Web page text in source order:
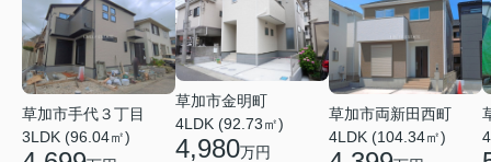
草加市手代３丁目
3LDK (96.04㎡)
草加市金明町
4LDK (92.73㎡)
4,980万円
草加市両新田西町
4LDK (104.34㎡)